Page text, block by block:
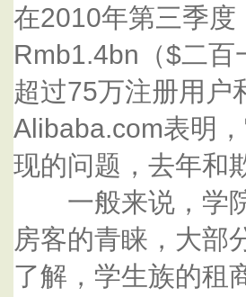
在2010年第三季
Rmb1.4bn（$二
超过75万注册用户
Alibaba.com表明
现的问题，去年和
一般来说，学院
房客的青睐，大部
了解，学生族的租